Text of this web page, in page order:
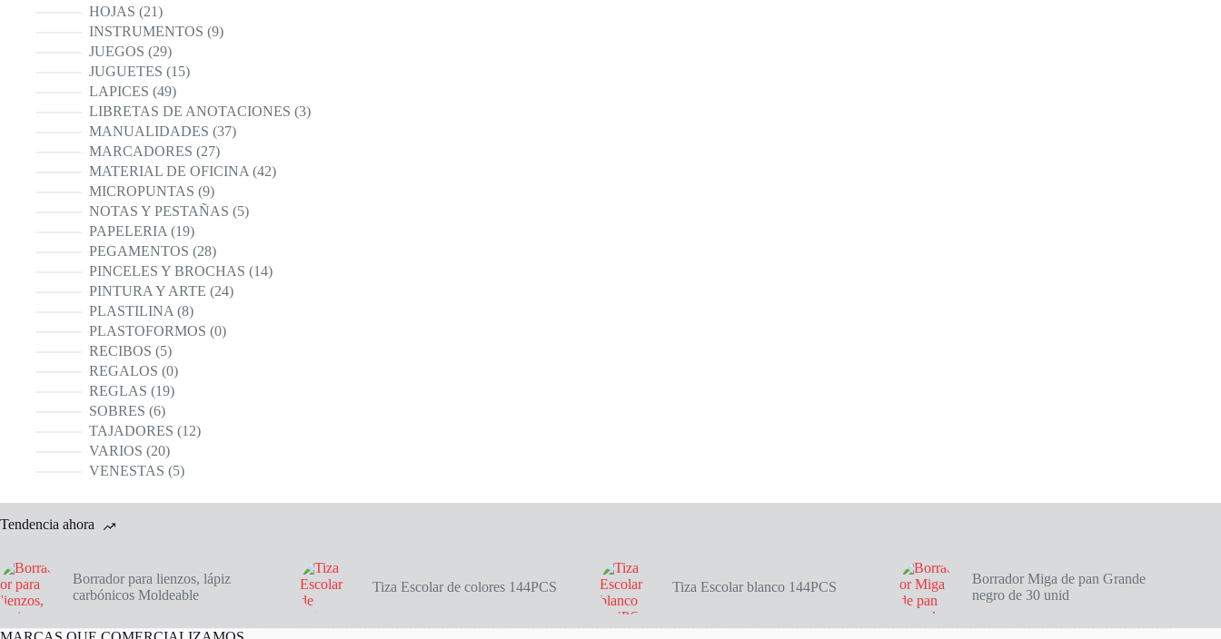
HOJAS 2121
productos
INSTRUMENTOS 99
JUEGOS 2929
productos
JUGUETES 1515
LAPICES 4949
productos
LIBRETAS DE ANOTACIONES 33
MANUALIDADES 3737
MARCADORES 2727
productos
MATERIAL DE OFICINA 4242
MICROPUNTAS 99
productos
NOTAS Y PESTAÑAS 55
PAPELERIA 1919
productos
PEGAMENTOS 2828
productos
PINCELES Y BROCHAS 1414
PINTURA Y ARTE 2424
PLASTILINA 88
productos
PLASTOFORMOS 00
RECIBOS 55
productos
REGALOS 00
productos
REGLAS 1919
SOBRES 66
productos
TAJADORES 1212
VARIOS 2020
productos
VENESTAS 55
Tendencia ahora
Borrador para lienzos, lápiz
carbónicos Moldeable
Tiza Escolar de colores 144PCS Tiza Escolar blanco 144PCS
Borrador Miga de pan Grande
negro de 30 unid